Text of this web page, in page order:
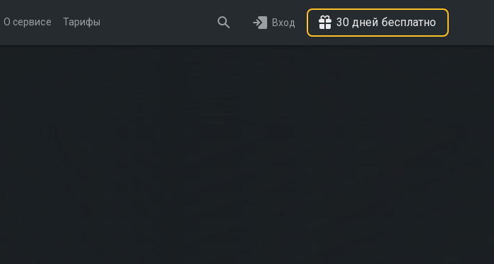
О сервисе Тарифы Вход 30 дней бесплатно